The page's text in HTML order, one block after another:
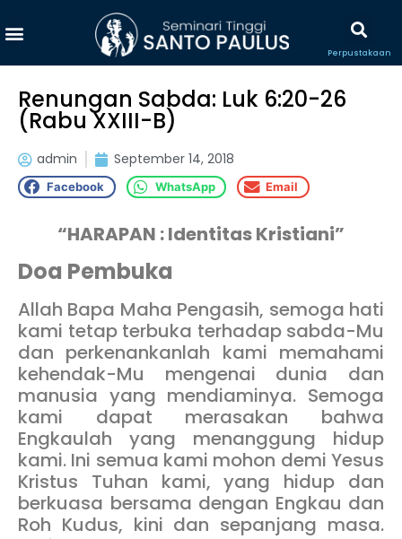
Perpustakaan
Renungan Sabda: Luk 6:20-26
(Rabu XXIII-B)
admin September 14, 2018
Facebook WhatsApp Email
“HARAPAN : Identitas Kristiani”
Doa Pembuka
Allah Bapa Maha Pengasih, semoga hati
kami tetap terbuka terhadap sabda-Mu
dan perkenankanlah kami memahami
kehendak-Mu mengenai dunia dan
manusia yang mendiaminya. Semoga
kami dapat merasakan bahwa
Engkaulah yang menanggung hidup
kami. Ini semua kami mohon demi Yesus
Kristus Tuhan kami, yang hidup dan
berkuasa bersama dengan Engkau dan
Roh Kudus, kini dan sepanjang masa.